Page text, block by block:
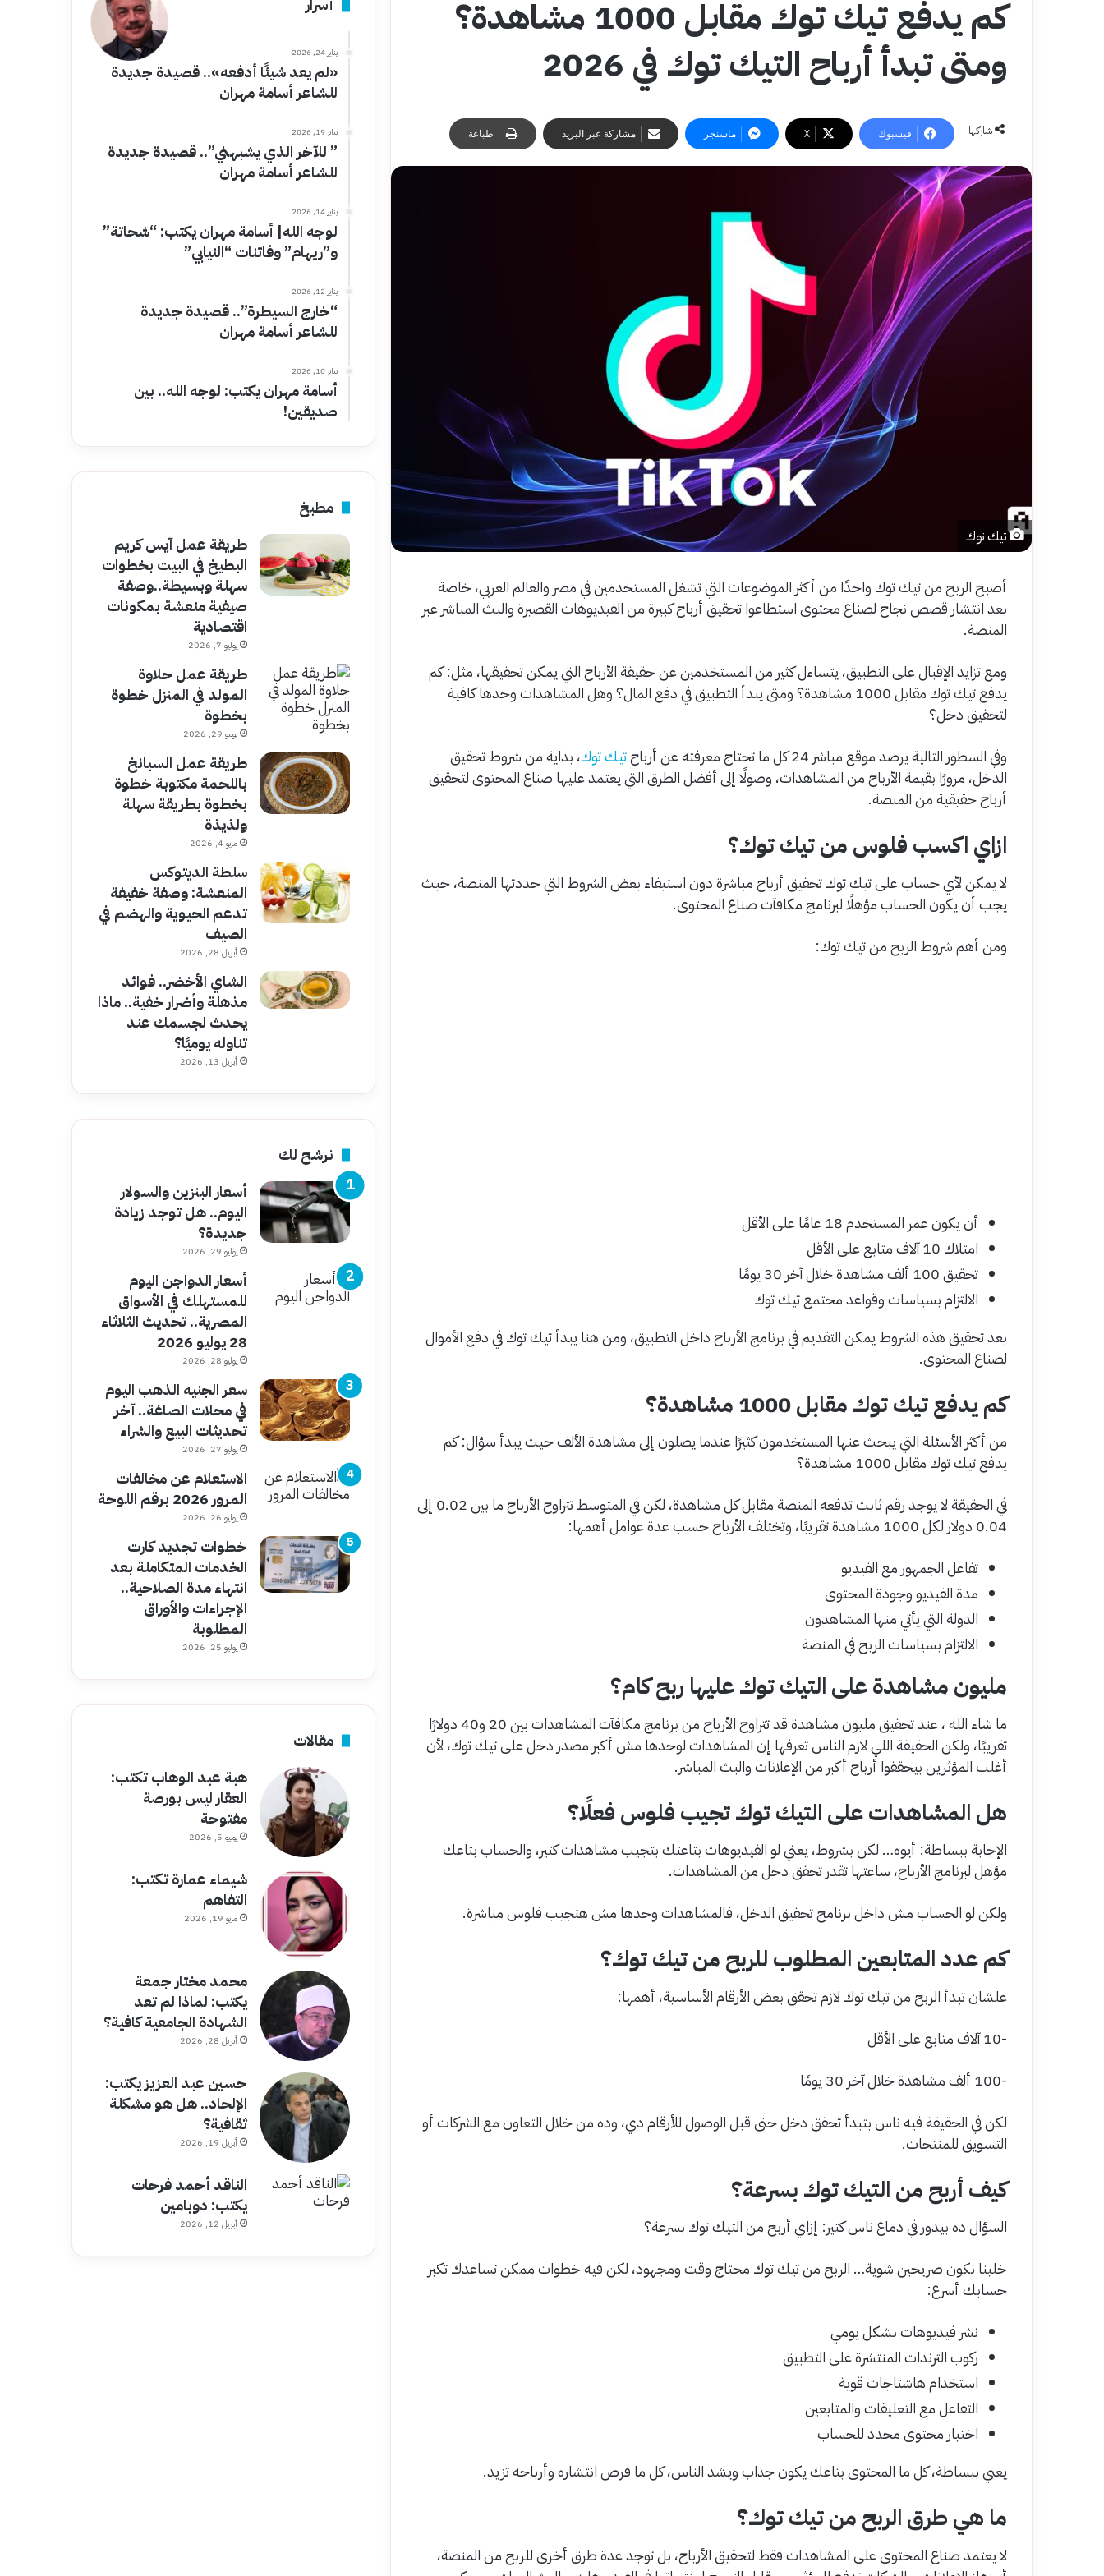
كم يدفع تيك توك مقابل 1000 مشاهدة؟
ومتى تبدأ أرباح التيك توك في 2026
شاركها فيسبوك ‫X ماسنجر مشاركة عبر البريد طباعة
تيك توك
أصبح الربح من تيك توك واحدًا من أكثر الموضوعات التي تشغل المستخدمين في مصر والعالم العربي، خاصة
بعد انتشار قصص نجاح لصناع محتوى استطاعوا تحقيق أرباح كبيرة من الفيديوهات القصيرة والبث المباشر عبر
المنصة.
ومع تزايد الإقبال على التطبيق، يتساءل كثير من المستخدمين عن حقيقة الأرباح التي يمكن تحقيقها، مثل: كم
يدفع تيك توك مقابل 1000 مشاهدة؟ ومتى يبدأ التطبيق في دفع المال؟ وهل المشاهدات وحدها كافية
لتحقيق دخل؟
وفي السطور التالية يرصد موقع مباشر 24 كل ما تحتاج معرفته عن أرباح
تيك توك، بداية من شروط تحقيق
الدخل، مرورًا بقيمة الأرباح من المشاهدات، وصولًا إلى أفضل الطرق التي يعتمد عليها صناع المحتوى لتحقيق
أرباح حقيقية من المنصة.
ازاي اكسب فلوس من تيك توك؟
لا يمكن لأي حساب على تيك توك تحقيق أرباح مباشرة دون استيفاء بعض الشروط التي حددتها المنصة، حيث
يجب أن يكون الحساب مؤهلًا لبرنامج مكافآت صناع المحتوى.
ومن أهم شروط الربح من تيك توك:
أن يكون عمر المستخدم 18 عامًا على الأقل
امتلاك 10 آلاف متابع على الأقل
تحقيق 100 ألف مشاهدة خلال آخر 30 يومًا
الالتزام بسياسات وقواعد مجتمع تيك توك
بعد تحقيق هذه الشروط يمكن التقديم في برنامج الأرباح داخل التطبيق، ومن هنا يبدأ تيك توك في دفع الأموال
لصناع المحتوى.
كم يدفع تيك توك مقابل 1000 مشاهدة؟
من أكثر الأسئلة التي يبحث عنها المستخدمون كثيرًا عندما يصلون إلى مشاهدة الألف حيث يبدأ سؤال: كم
يدفع تيك توك مقابل 1000 مشاهدة؟
في الحقيقة لا يوجد رقم ثابت تدفعه المنصة مقابل كل مشاهدة، لكن في المتوسط تتراوح الأرباح ما بين 0.02 إلى
0.04 دولار لكل 1000 مشاهدة تقريبًا، وتختلف الأرباح حسب عدة عوامل أهمها:
تفاعل الجمهور مع الفيديو
مدة الفيديو وجودة المحتوى
الدولة التي يأتي منها المشاهدون
الالتزام بسياسات الربح في المنصة
مليون مشاهدة على التيك توك عليها ربح كام؟
ما شاء الله ، عند تحقيق مليون مشاهدة قد تتراوح الأرباح من برنامج مكافآت المشاهدات بين 20 و40 دولارًا
تقريبًا، ولكن الحقيقة اللي لازم الناس تعرفها إن المشاهدات لوحدها مش أكبر مصدر دخل على تيك توك، لأن
أغلب المؤثرين بيحققوا أرباح أكبر من الإعلانات والبث المباشر.
هل المشاهدات على التيك توك تجيب فلوس فعلًا؟
الإجابة ببساطة: أيوه… لكن بشروط، يعني لو الفيديوهات بتاعتك بتجيب مشاهدات كتير، والحساب بتاعك
مؤهل لبرنامج الأرباح، ساعتها تقدر تحقق دخل من المشاهدات.
ولكن لو الحساب مش داخل برنامج تحقيق الدخل، فالمشاهدات وحدها مش هتجيب فلوس مباشرة.
كم عدد المتابعين المطلوب للربح من تيك توك؟
علشان تبدأ الربح من تيك توك لازم تحقق بعض الأرقام الأساسية، أهمها:
-10 آلاف متابع على الأقل
-100 ألف مشاهدة خلال آخر 30 يومًا
لكن في الحقيقة فيه ناس بتبدأ تحقق دخل حتى قبل الوصول للأرقام دي، وده من خلال التعاون مع الشركات أو
التسويق للمنتجات.
كيف أربح من التيك توك بسرعة؟
السؤال ده بيدور في دماغ ناس كتير: إزاي أربح من التيك توك بسرعة؟
خلينا نكون صريحين شوية… الربح من تيك توك محتاج وقت ومجهود، لكن فيه خطوات ممكن تساعدك تكبر
حسابك أسرع:
نشر فيديوهات بشكل يومي
ركوب الترندات المنتشرة على التطبيق
استخدام هاشتاجات قوية
التفاعل مع التعليقات والمتابعين
اختيار محتوى محدد للحساب
يعني ببساطة، كل ما المحتوى بتاعك يكون جذاب ويشد الناس، كل ما فرص انتشاره وأرباحه تزيد.
ما هي طرق الربح من تيك توك؟
لا يعتمد صناع المحتوى على المشاهدات فقط لتحقيق الأرباح، بل توجد عدة طرق أخرى للربح من المنصة،
أسرار
يناير 24, 2026
«لم يعد شيئًا أدفعه».. قصيدة جديدة
للشاعر أسامة مهران
يناير 19, 2026
” للآخر الذي يشبهني”.. قصيدة جديدة
للشاعر أسامة مهران
يناير 14, 2026
لوجه الله| أسامة مهران يكتب: “شحاتة”
و”ريهام” وفاتنات “النيابي”
يناير 12, 2026
“خارج السيطرة”.. قصيدة جديدة
للشاعر أسامة مهران
يناير 10, 2026
أسامة مهران يكتب: لوجه الله.. بين
صديقين!
مطبخ
طريقة عمل آيس كريم
البطيخ في البيت بخطوات
سهلة وبسيطة..وصفة
صيفية منعشة بمكونات
اقتصادية
يوليو 7, 2026
طريقة عمل حلاوة
المولد في المنزل خطوة
بخطوة
يونيو 29, 2026
طريقة عمل السبانخ
باللحمة مكتوبة خطوة
بخطوة بطريقة سهلة
ولذيذة
مايو 4, 2026
سلطة الديتوكس
المنعشة: وصفة خفيفة
تدعم الحيوية والهضم في
الصيف
أبريل 28, 2026
الشاي الأخضر.. فوائد
مذهلة وأضرار خفية.. ماذا
يحدث لجسمك عند
تناوله يوميًا؟
أبريل 13, 2026
نرشح لك
أسعار البنزين والسولار
اليوم.. هل توجد زيادة
جديدة؟
يوليو 29, 2026
أسعار الدواجن اليوم
للمستهلك في الأسواق
المصرية.. تحديث الثلاثاء
28 يوليو 2026
يوليو 28, 2026
سعر الجنيه الذهب اليوم
في محلات الصاغة.. آخر
تحديثات البيع والشراء
يوليو 27, 2026
الاستعلام عن مخالفات
المرور 2026 برقم اللوحة
يوليو 26, 2026
خطوات تجديد كارت
الخدمات المتكاملة بعد
انتهاء مدة الصلاحية..
الإجراءات والأوراق
المطلوبة
يوليو 25, 2026
مقالات
هبة عبد الوهاب تكتب:
العقار ليس بورصة
مفتوحة
يونيو 5, 2026
شيماء عمارة تكتب:
التفاهم
مايو 19, 2026
محمد مختار جمعة
يكتب: لماذا لم تعد
الشهادة الجامعية كافية؟
أبريل 28, 2026
حسين عبد العزيز يكتب:
الإلحاد.. هل هو مشكلة
ثقافية؟
أبريل 19, 2026
الناقد أحمد فرحات
يكتب: دوبامين
أبريل 12, 2026